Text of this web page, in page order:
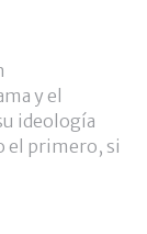
y el
ideología
el primero, si